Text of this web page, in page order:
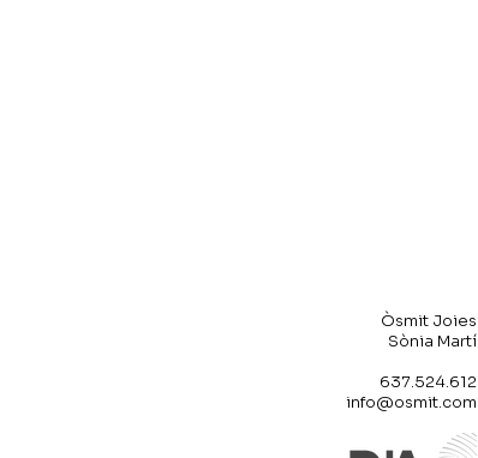
Òsmit Joies
Sònia Martí
637.524.612
info@osmit.com